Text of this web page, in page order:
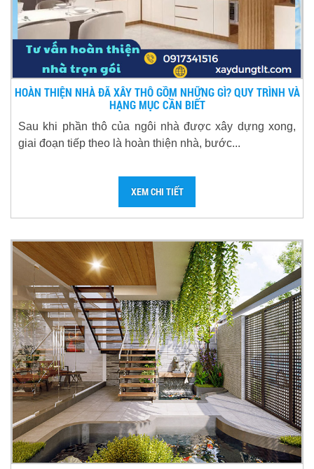
HOÀN THIỆN NHÀ ĐÃ XÂY THÔ GỒM NHỮNG GÌ? QUY TRÌNH VÀ
HẠNG MỤC CẦN BIẾT
Sau khi phần thô của ngôi nhà được xây dựng xong,
giai đoạn tiếp theo là hoàn thiện nhà, bước...
XEM CHI TIẾT